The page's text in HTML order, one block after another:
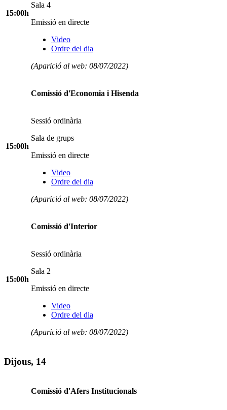
15:00h
Sala 4
Emissió en directe
Video
Ordre del dia
(Aparició al web: 08/07/2022)
15:00h
Comissió d'Economia i Hisenda
Sessió ordinària
Sala de grups
Emissió en directe
Video
Ordre del dia
(Aparició al web: 08/07/2022)
15:00h
Comissió d'Interior
Sessió ordinària
Sala 2
Emissió en directe
Video
Ordre del dia
(Aparició al web: 08/07/2022)
Dijous, 14
Comissió d'Afers Institucionals